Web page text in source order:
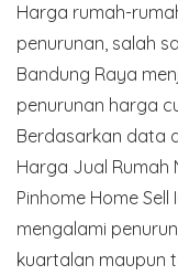
Harga rumah-
penurunan, salah
Bandung Raya
penurunan harga
Berdasarkan data
Harga Jual Rumah
Pinhome Home
mengalami
kuartalan maupun